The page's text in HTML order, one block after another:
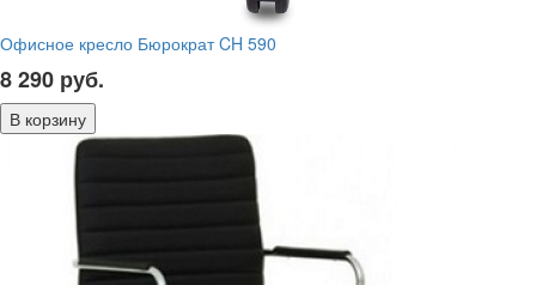
Офисное кресло Бюрократ CH 590
8 290 руб.